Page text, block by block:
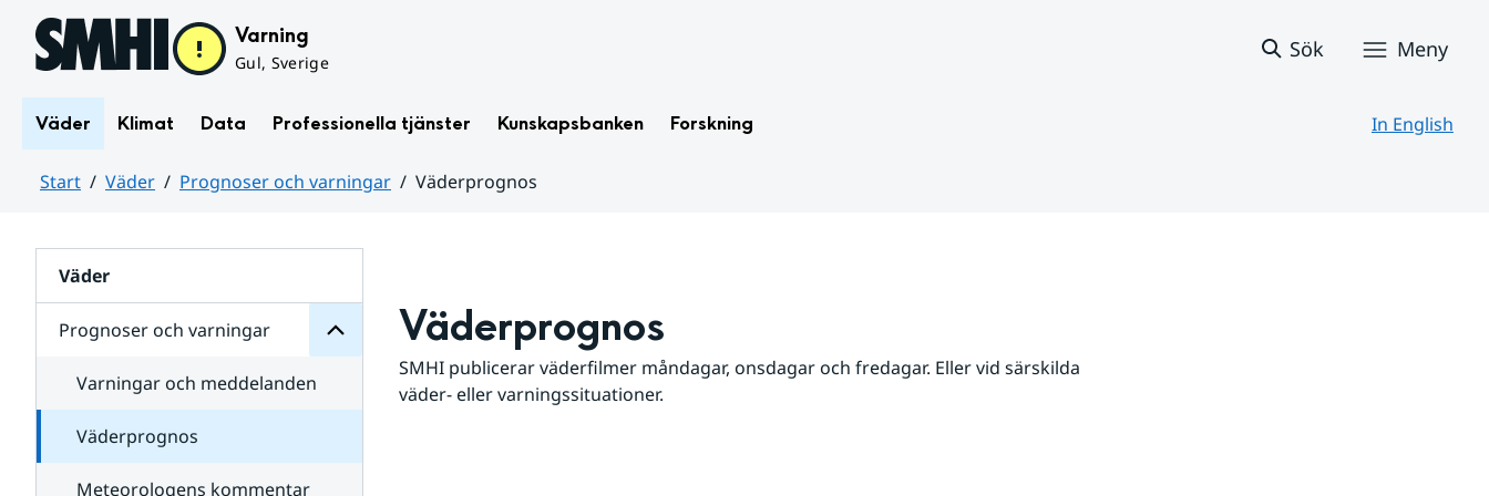
Hoppa till sidans innehåll Varning
Gul, Sverige
Sök Meny
Väder Klimat Data Professionella tjänster Kunskapsbanken Forskning In English
Start Väder Prognoser och varningar
Väderprognos
Väder
Prognoser och varningar
för
varningar
Varningar och meddelanden
Väderprognos
Meteorologens kommentar
Väderprognos
SMHI publicerar väderfilmer måndagar, onsdagar och fredagar. Eller vid särskilda
väder- eller varningssituationer.